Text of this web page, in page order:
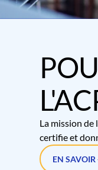
La mission
certifie et
EN SAVOIR